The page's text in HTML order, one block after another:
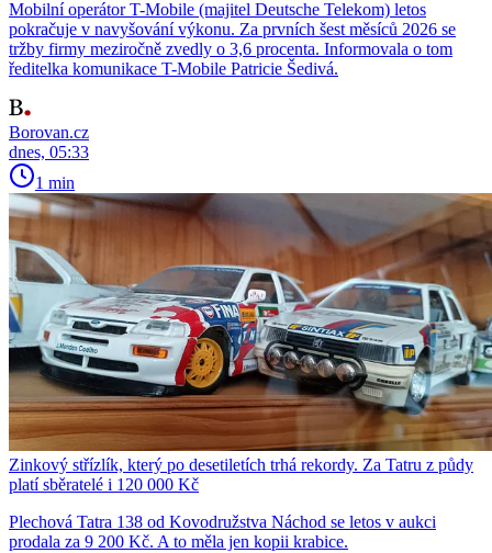
Mobilní operátor T-Mobile (majitel Deutsche Telekom) letos
pokračuje v navyšování výkonu. Za prvních šest měsíců 2026 se
tržby firmy meziročně zvedly o 3,6 procenta. Informovala o tom
ředitelka komunikace T-Mobile Patricie Šedivá.
Borovan.cz
dnes, 05:33
1 min
Zinkový střízlík, který po desetiletích trhá rekordy. Za Tatru z půdy
platí sběratelé i 120 000 Kč
Plechová Tatra 138 od Kovodružstva Náchod se letos v aukci
prodala za 9 200 Kč. A to měla jen kopii krabice.